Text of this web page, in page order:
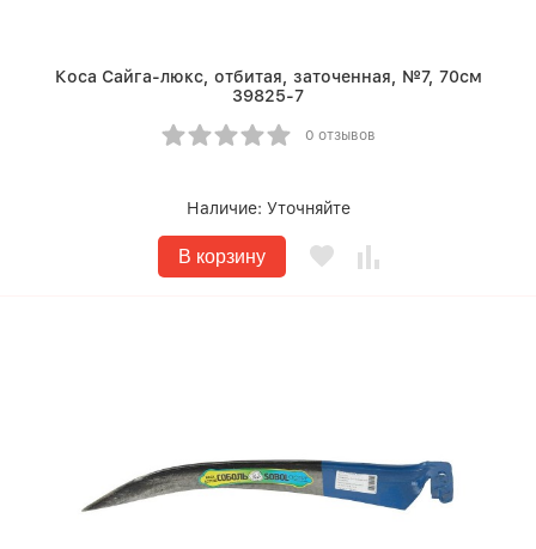
Коса Сайга-люкс, отбитая, заточенная, №7, 70см
39825-7
0 отзывов
Наличие: Уточняйте
В корзину